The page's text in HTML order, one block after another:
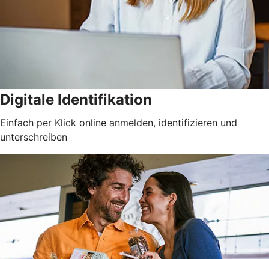
Digitale Identifikation
Einfach per Klick online anmelden, identifizieren und
unterschreiben